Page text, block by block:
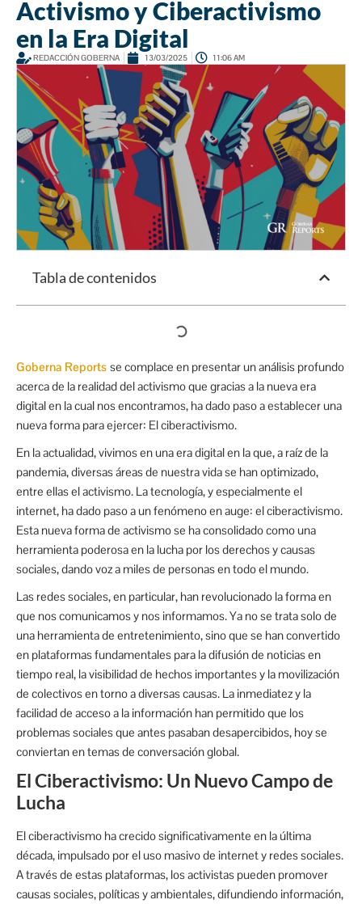
Activismo y Ciberactivismo
en la Era Digital
REDACCIÓN GOBERNA 13/03/2025 11:06 AM
Tabla de contenidos
Goberna Reports se complace en presentar un análisis profundo
acerca de la realidad del activismo que gracias a la nueva era
digital en la cual nos encontramos, ha dado paso a establecer una
nueva forma para ejercer: El ciberactivismo.
En la actualidad, vivimos en una era digital en la que, a raíz de la
pandemia, diversas áreas de nuestra vida se han optimizado,
entre ellas el activismo. La tecnología, y especialmente el
internet, ha dado paso a un fenómeno en auge: el ciberactivismo.
Esta nueva forma de activismo se ha consolidado como una
herramienta poderosa en la lucha por los derechos y causas
sociales, dando voz a miles de personas en todo el mundo.
Las redes sociales, en particular, han revolucionado la forma en
que nos comunicamos y nos informamos. Ya no se trata solo de
una herramienta de entretenimiento, sino que se han convertido
en plataformas fundamentales para la difusión de noticias en
tiempo real, la visibilidad de hechos importantes y la movilización
de colectivos en torno a diversas causas. La inmediatez y la
facilidad de acceso a la información han permitido que los
problemas sociales que antes pasaban desapercibidos, hoy se
conviertan en temas de conversación global.
El Ciberactivismo: Un Nuevo Campo de
Lucha
El ciberactivismo ha crecido significativamente en la última
década, impulsado por el uso masivo de internet y redes sociales.
A través de estas plataformas, los activistas pueden promover
causas sociales, políticas y ambientales, difundiendo información,